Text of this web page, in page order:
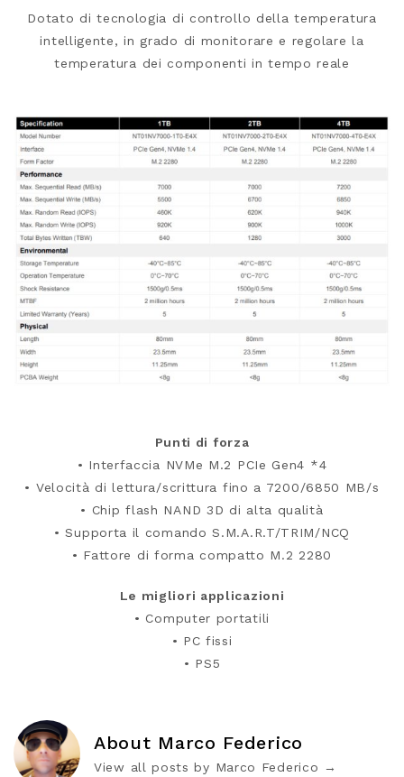
Dotato di tecnologia di controllo della temperatura
intelligente, in grado di monitorare e regolare la
temperatura dei componenti in tempo reale
Punti di forza
• Interfaccia NVMe M.2 PCIe Gen4 *4
• Velocità di lettura/scrittura fino a 7200/6850 MB/s
• Chip flash NAND 3D di alta qualità
• Supporta il comando S.M.A.R.T/TRIM/NCQ
• Fattore di forma compatto M.2 2280
Le migliori applicazioni
• Computer portatili
• PC fissi
• PS5
About Marco Federico
View all posts by Marco Federico →